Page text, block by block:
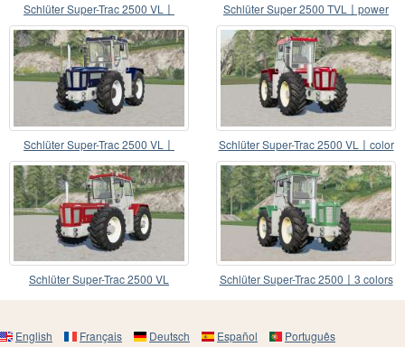
Schlüter Super-Trac 2500 VL〡
dashboard lighting
Schlüter Super 2500 TVL〡power
selection
Schlüter Super-Trac 2500 VL〡
dekos überarbeitet
Schlüter Super-Trac 2500 VL〡color
choice
Schlüter Super-Trac 2500 VL
Schlüter Super-Trac 2500〡3 colors
English Français Deutsch Español Português